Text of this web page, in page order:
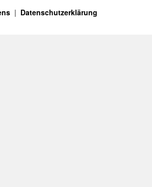
Datenschutzerklärung